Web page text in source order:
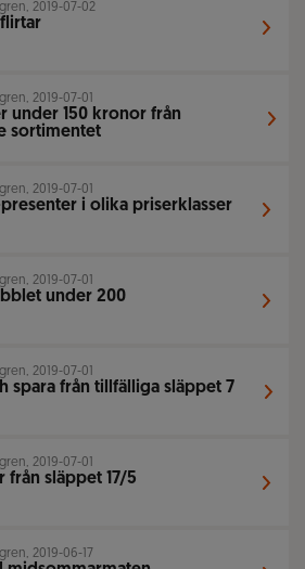
2019-07-02
2019-07-01
under 150 kronor från
sortimentet
2019-07-01
i olika priserklasser
2019-07-01
under 200
2019-07-01
spara från tillfälliga släppet 7
2019-07-01
från släppet 17/5
2019-06-17